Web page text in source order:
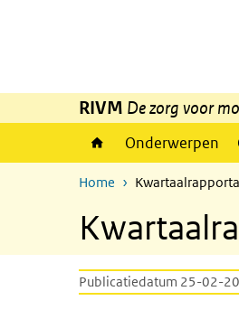
RIVM De zorg voor
Onderwerpen
Home
Publicatiedatum 25-02-